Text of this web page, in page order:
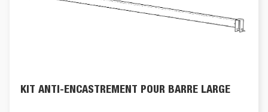
KIT ANTI-ENCASTREMENT POUR BARRE LARGE